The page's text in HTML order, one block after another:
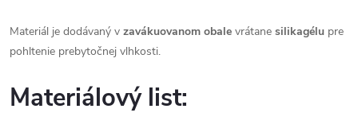
Materiál je dodávaný v zavákuovanom obale vrátane silikagélu pre
pohltenie prebytočnej vlhkosti.
Materiálový list: